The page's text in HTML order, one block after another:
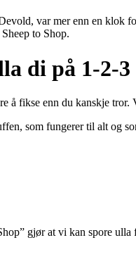
var mer enn en
to Shop.
di på 1-2-3
å fikse enn du kanskje tror.
som fungerer til alt og
gjør at vi kan spore